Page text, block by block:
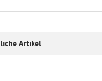
Artikel